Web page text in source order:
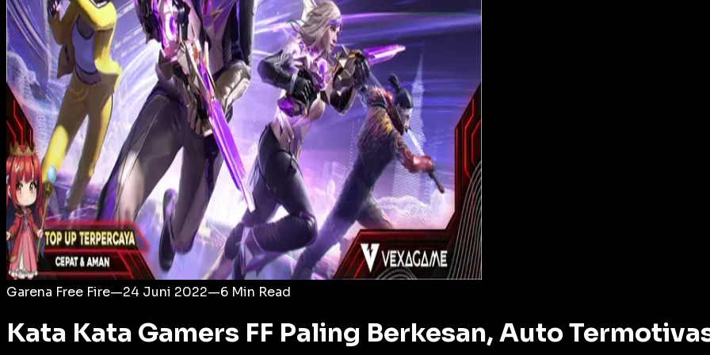
Login
Garena Free Fire—24 Juni 2022—6 Min Read
Kata Kata Gamers FF Paling Berkesan, Auto